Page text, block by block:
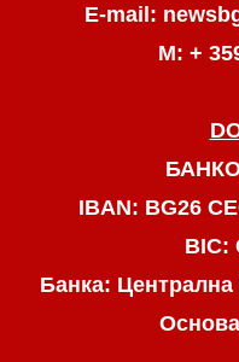
E-mail:
М: +
IBAN: BG26
BIC:
Банка: